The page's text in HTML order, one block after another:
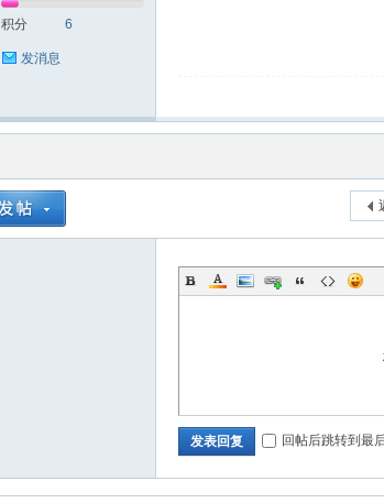
积分 6
发消息
发表回复 回帖后跳转到最